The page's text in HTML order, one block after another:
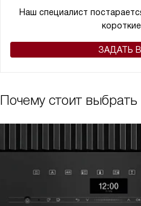
Наш специалист
ЗАДАТЬ
Почему стоит